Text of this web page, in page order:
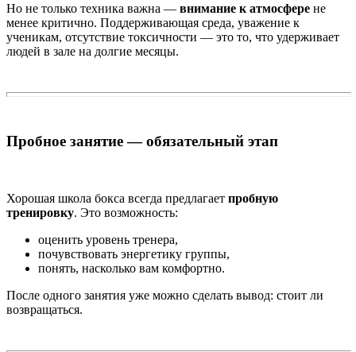
Но не только техника важна — внимание к атмосфере не
менее критично. Поддерживающая среда, уважение к
ученикам, отсутствие токсичности — это то, что удерживает
людей в зале на долгие месяцы.
Пробное занятие — обязательный этап
Хорошая школа бокса всегда предлагает пробную
тренировку. Это возможность:
оценить уровень тренера,
почувствовать энергетику группы,
понять, насколько вам комфортно.
После одного занятия уже можно сделать вывод: стоит ли
возвращаться.